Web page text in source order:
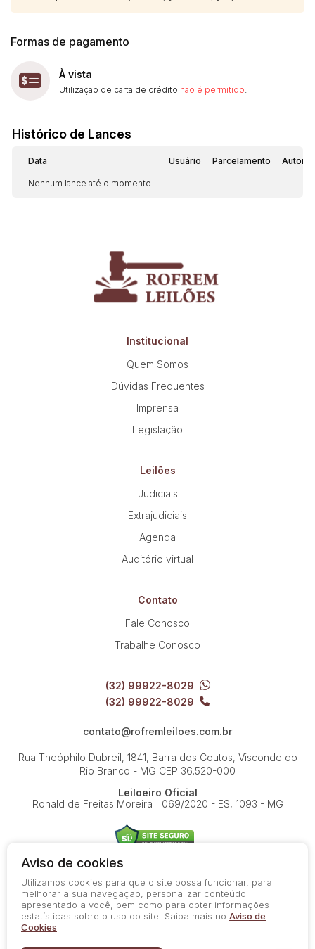
Formas de pagamento
À vista
Utilização de carta de crédito não é permitido
Histórico de Lances
Data Usuário Parcelamento
Nenhum lance até o momento
Institucional
Quem Somos
Dúvidas Frequentes
Imprensa
Legislação
Leilões
Judiciais
Extrajudiciais
Agenda
Auditório virtual
Contato
Fale Conosco
Trabalhe Conosco
(32) 99922-8029
(32) 99922-8029
contato@rofremleiloes.com.br
Rua Theóphilo Dubreil, 1841, Barra dos Coutos, Visconde do
Rio Branco - MG CEP 36.520-000
Leiloeiro Oficial
Ronald de Freitas Moreira | 069/2020 - ES, 1093 - MG
© 2026-present - Todos os direitos reservados
Política de Privacidade
Termos de Uso
Aviso de cookies
Utilizamos cookies para que o site possa funcionar, para
melhorar a sua navegação, personalizar conteúdo
apresentado a você, bem como para obter informações
estatísticas sobre o uso do site. Saiba mais no Aviso de
Cookies